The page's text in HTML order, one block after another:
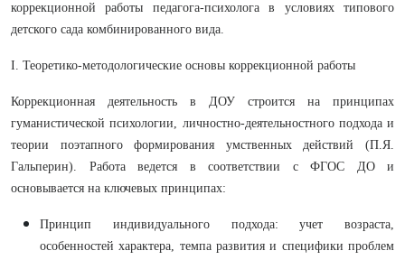
коррекционной работы педагога-психолога в условиях типового
детского сада комбинированного вида.
I. Теоретико-методологические основы коррекционной работы
Коррекционная деятельность в ДОУ строится на принципах
гуманистической психологии, личностно-деятельностного подхода и
теории поэтапного формирования умственных действий (П.Я.
Гальперин). Работа ведется в соответствии с ФГОС ДО и
основывается на ключевых принципах:
Принцип индивидуального подхода: учет возраста,
особенностей характера, темпа развития и специфики проблем